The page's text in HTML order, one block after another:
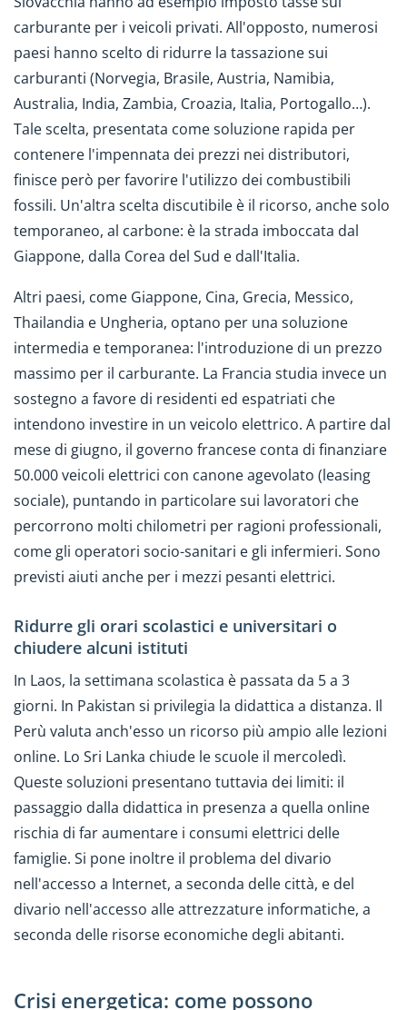
carburante per i veicoli privati. All'opposto, numerosi
paesi hanno scelto di ridurre la tassazione sui
carburanti (Norvegia, Brasile, Austria, Namibia,
Australia, India, Zambia, Croazia, Italia, Portogallo…).
Tale scelta, presentata come soluzione rapida per
contenere l'impennata dei prezzi nei distributori,
finisce però per favorire l'utilizzo dei combustibili
fossili. Un'altra scelta discutibile è il ricorso, anche solo
temporaneo, al carbone: è la strada imboccata dal
Giappone, dalla Corea del Sud e dall'Italia.
Altri paesi, come Giappone, Cina, Grecia, Messico,
Thailandia e Ungheria, optano per una soluzione
intermedia e temporanea: l'introduzione di un prezzo
massimo per il carburante. La Francia studia invece un
sostegno a favore di residenti ed espatriati che
intendono investire in un veicolo elettrico. A partire dal
mese di giugno, il governo francese conta di finanziare
50.000 veicoli elettrici con canone agevolato (leasing
sociale), puntando in particolare sui lavoratori che
percorrono molti chilometri per ragioni professionali,
come gli operatori socio-sanitari e gli infermieri. Sono
previsti aiuti anche per i mezzi pesanti elettrici.
Ridurre gli orari scolastici e universitari o
chiudere alcuni istituti
In Laos, la settimana scolastica è passata da 5 a 3
giorni. In Pakistan si privilegia la didattica a distanza. Il
Perù valuta anch'esso un ricorso più ampio alle lezioni
online. Lo Sri Lanka chiude le scuole il mercoledì.
Queste soluzioni presentano tuttavia dei limiti: il
passaggio dalla didattica in presenza a quella online
rischia di far aumentare i consumi elettrici delle
famiglie. Si pone inoltre il problema del divario
nell'accesso a Internet, a seconda delle città, e del
divario nell'accesso alle attrezzature informatiche, a
seconda delle risorse economiche degli abitanti.
Crisi energetica: come possono